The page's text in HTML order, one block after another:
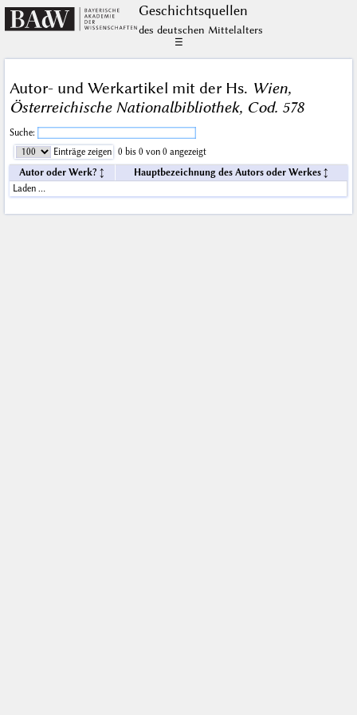
Geschichts­quellen
des deutschen Mittelalters
☰
Autor- und Werkartikel mit der Hs. Wien,
Österreichische Nationalbibliothek, Cod. 578
Suche:
Einträge zeigen
0 bis 0 von 0 angezeigt
Autor oder Werk?
Hauptbezeichnung des Autors oder Werkes
Laden …